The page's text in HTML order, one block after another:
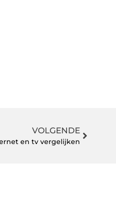
VOLGENDE
en tv vergelijken